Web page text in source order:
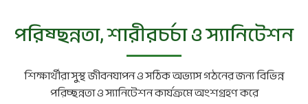
পরিষ্ছন্নতা, শারীরচর্চা ও স্যানিটেশন
শিক্ষার্থীরা সুস্থ জীবনযাপন ও সঠিক অভ্যাস গঠনের জন্য বিভিন্ন
পরিচ্ছন্নতা ও স্যানিটেশন কার্যক্রমে অংশগ্রহণ করে